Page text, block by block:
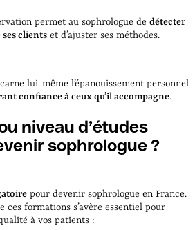
permet au sophrologue de détecter
ses clients et d’ajuster ses méthodes.
lui-même l’épanouissement personnel
confiance à ceux qu’il accompagne.
niveau d’études
sophrologue ?
pour devenir sophrologue en France.
ces formations s’avère essentiel pour
à vos patients :